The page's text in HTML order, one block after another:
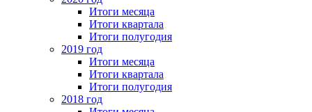
Итоги месяца
Итоги квартала
Итоги полугодия
2019 год
Итоги месяца
Итоги квартала
Итоги полугодия
2018 год